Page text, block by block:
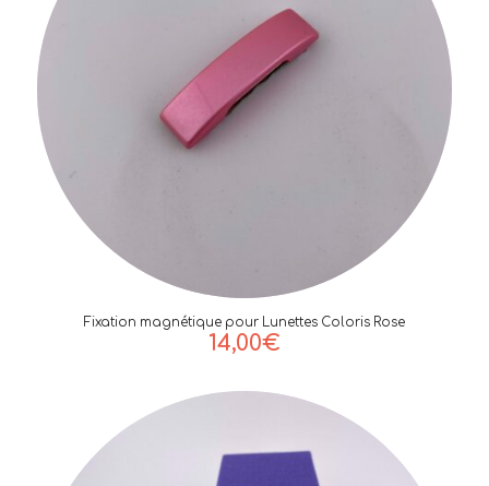
Fixation magnétique pour Lunettes Coloris Rose
14,00€